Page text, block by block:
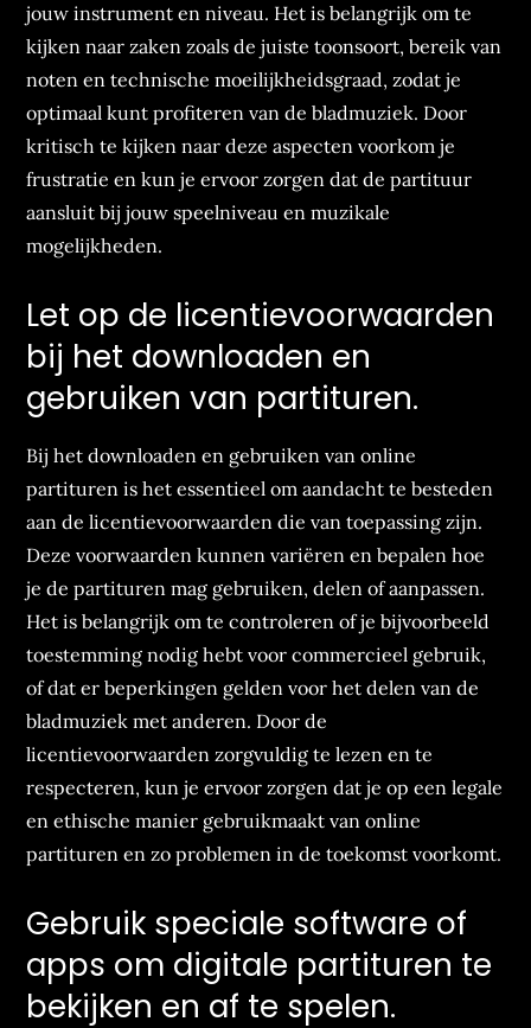
jouw instrument en niveau. Het is belangrijk om te
kijken naar zaken zoals de juiste toonsoort, bereik van
noten en technische moeilijkheidsgraad, zodat je
optimaal kunt profiteren van de bladmuziek. Door
kritisch te kijken naar deze aspecten voorkom je
frustratie en kun je ervoor zorgen dat de partituur
aansluit bij jouw speelniveau en muzikale
mogelijkheden.
Let op de licentievoorwaarden
bij het downloaden en
gebruiken van partituren.
Bij het downloaden en gebruiken van online
partituren is het essentieel om aandacht te besteden
aan de licentievoorwaarden die van toepassing zijn.
Deze voorwaarden kunnen variëren en bepalen hoe
je de partituren mag gebruiken, delen of aanpassen.
Het is belangrijk om te controleren of je bijvoorbeeld
toestemming nodig hebt voor commercieel gebruik,
of dat er beperkingen gelden voor het delen van de
bladmuziek met anderen. Door de
licentievoorwaarden zorgvuldig te lezen en te
respecteren, kun je ervoor zorgen dat je op een legale
en ethische manier gebruikmaakt van online
partituren en zo problemen in de toekomst voorkomt.
Gebruik speciale software of
apps om digitale partituren te
bekijken en af te spelen.